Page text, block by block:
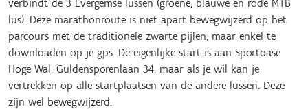
verbindt de 3 Evergemse lussen (groene, blauwe en rode MTB
lus). Deze marathonroute is niet apart bewegwijzerd op het
parcours met de traditionele zwarte pijlen, maar enkel te
downloaden op je gps. De eigenlijke start is aan Sportoase
Hoge Wal, Guldensporenlaan 34, maar als je wil kan je
vertrekken op alle startplaatsen van de andere lussen. Deze
zijn wel bewegwijzerd.